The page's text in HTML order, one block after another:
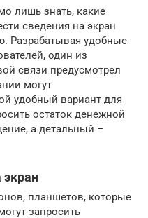
лишь знать, какие
сведения на экран
Разрабатывая удобные
один из
связи предусмотрел
могут
удобный вариант для
остаток денежной
а детальный –
экран
планшетов, которые
запросить